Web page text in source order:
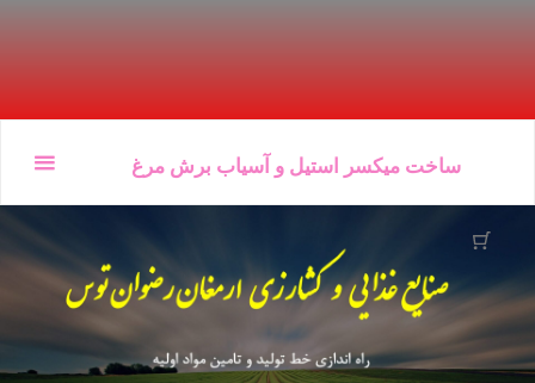
ساخت میکسر استیل و آسیاب برش مرغ